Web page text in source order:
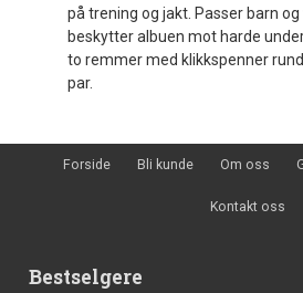
på trening og jakt. Passer barn og
beskytter albuen mot harde
to remmer med klikkspenner
par.
Forside Bli kunde Om oss
Kontakt oss
Bestselgere